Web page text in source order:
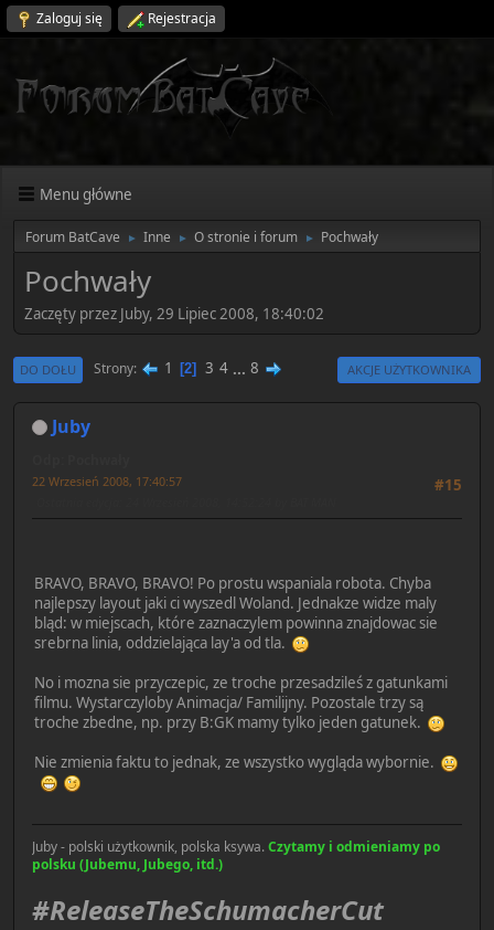
Zaloguj się Rejestracja
Menu główne
Forum BatCave ► Inne ► O stronie i forum ► Pochwały
Pochwały
Zaczęty przez Juby, 29 Lipiec 2008, 18:40:02
DO DOŁU Strony 1 2 3 4 ... 8 AKCJE UŻYTKOWNIKA
Juby
#15
22 Wrzesień 2008, 17:40:57
BRAVO, BRAVO, BRAVO! Po prostu wspaniala robota. Chyba
najlepszy layout jaki ci wyszedl Woland. Jednakze widze maly
bląd: w miejscach, które zaznaczylem powinna znajdowac sie
srebrna linia, oddzielająca lay'a od tla.
No i mozna sie przyczepic, ze troche przesadzileś z gatunkami
filmu. Wystarczyloby Animacja/ Familijny. Pozostale trzy są
troche zbedne, np. przy B:GK mamy tylko jeden gatunek.
Nie zmienia faktu to jednak, ze wszystko wygląda wybornie.
Juby - polski użytkownik, polska ksywa.Czytamy i odmieniamy po
polsku (Jubemu, Jubego, itd.)
#ReleaseTheSchumacherCut